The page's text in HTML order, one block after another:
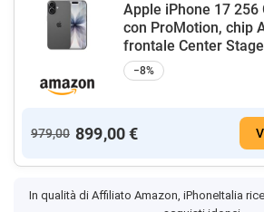
Apple iPhone 17 256
con ProMotion, chip
frontale Center
−8%
979,00 899,00 €
In qualità di Affiliato Amazon, iPhoneItalia